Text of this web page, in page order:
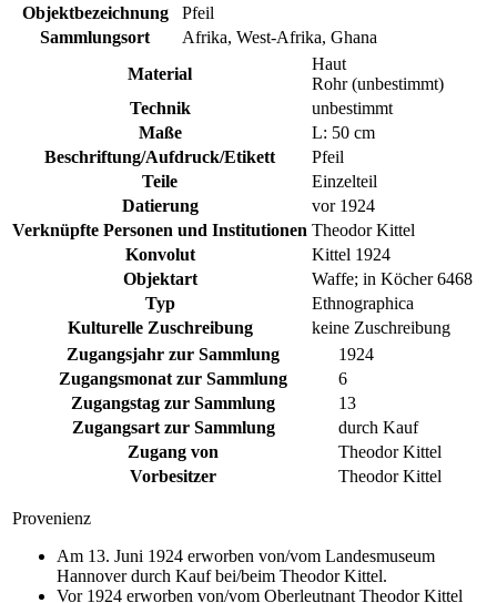
Objektbezeichnung
Pfeil
Sammlungsort
Afrika, West-Afrika, Ghana
Material
Haut
Rohr (unbestimmt)
Technik
unbestimmt
Maße
L: 50 cm
Beschriftung/Aufdruck/Etikett
Pfeil
Teile
Einzelteil
Datierung
vor 1924
Verknüpfte Personen und Institutionen Theodor Kittel
Konvolut
Kittel 1924
Objektart
Waffe; in Köcher 6468
Typ
Ethnographica
Kulturelle Zuschreibung
keine Zuschreibung
Zugangsjahr zur Sammlung
1924
Zugangsmonat zur Sammlung
6
Zugangstag zur Sammlung
13
Zugangsart zur Sammlung
durch Kauf
Zugang von
Theodor Kittel
Vorbesitzer
Theodor Kittel
Provenienz
Am 13. Juni 1924 erworben von/vom Landesmuseum
Hannover durch Kauf bei/beim Theodor Kittel.
Vor 1924 erworben von/vom Oberleutnant Theodor Kittel